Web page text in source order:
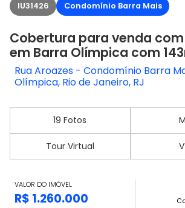
IU31426 Condomínio Barra Mais
Cobertura para venda
em Barra Olímpica com
Rua Aroazes - Condomínio Barra
Olímpica, Rio de Janeiro, RJ
19 Fotos
Tour Virtual
VALOR DO IMÓVEL
R$ 1.260.000